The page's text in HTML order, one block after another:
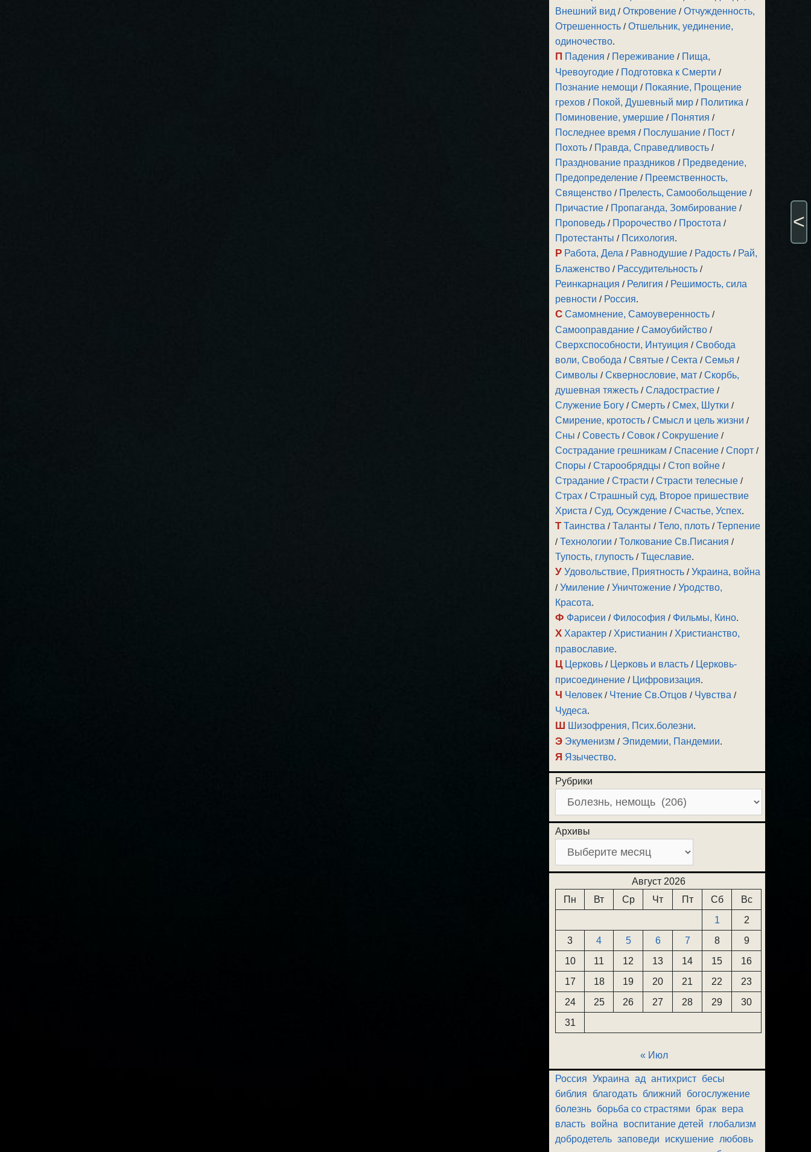
Внешний вид /Откровение /Отчужденность,
Отрешенность /Отшельник, уединение,
одиночество.
П Падения / Переживание / Пища,
Чревоугодие / Подготовка к Смерти /
Познание немощи / Покаяние, Прощение
грехов / Покой, Душевный мир / Политика /
Поминовение, умершие / Понятия /
Последнее время / Послушание / Пост /
Похоть / Правда, Справедливость /
Празднование праздников / Предведение,
Предопределение / Преемственность,
Священство / Прелесть, Самообольщение /
Причастие / Пропаганда, Зомбирование /
Проповедь / Пророчество / Простота /
Протестанты / Психология.
Р Работа, Дела / Равнодушие / Радость / Рай,
Блаженство / Рассудительность /
Реинкарнация / Религия / Решимость, сила
ревности / Россия.
С Самомнение, Самоуверенность /
Самооправдание /Самоубийство /
Сверхспособности, Интуиция /Свобода
воли, Свобода /Святые /Секта /Семья /
Символы /Сквернословие, мат /Скорбь,
душевная тяжесть /Сладострастие /
Служение Богу /Смерть /Смех, Шутки /
Смирение, кротость /Смысл и цель жизни /
Сны /Совесть /Совок /Сокрушение /
Сострадание грешникам /Спасение /Спорт /
Споры /Старообрядцы /Стоп войне /
Страдание /Страсти /Страсти телесные /
Страх /Страшный суд, Второе пришествие
Христа /Суд, Осуждение /Счастье, Успех.
Т Таинства /Таланты /Тело, плоть /Терпение
/Технологии /Толкование Св.Писания /
Тупость, глупость /Тщеславие.
У Удовольствие, Приятность /Украина, война
/Умиление /Уничтожение /Уродство,
Красота.
Ф Фарисеи / Философия / Фильмы, Кино.
Х Характер / Христианин / Христианство,
православие.
Ц Церковь / Церковь и власть / Церковь-
присоединение / Цифровизация.
Ч Человек / Чтение Св.Отцов / Чувства /
Чудеса.
Ш Шизофрения, Псих.болезни.
Э Экуменизм / Эпидемии, Пандемии.
Я Язычество.
Рубрики
Архивы
Август 2026
Пн
Вт Ср Чт Пт Сб
Вс
1
2
3
4 5 6 7 8
9
10
11 12 13 14 15
16
17
18 19 20 21 22
23
24
25 26 27 28 29
30
31
« Июл
Россия Украина ад антихрист бесы
библия
благодать ближний
богослужение
болезнь борьба со страстями брак вера
власть война воспитание детей
глобализм
добродетель заповеди искушение любовь
<